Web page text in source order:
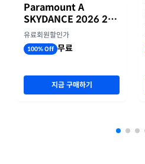
Paramount A
SKYDANCE 2026 2분
기 실적
유료회원할인가
100% Off 무료
지금 구매하기